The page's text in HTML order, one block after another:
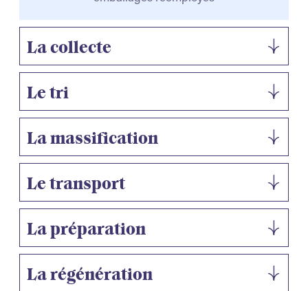
La collecte
Mise en place d’un dispositif de collecte multi-
sites en restauration collective
Le tri
Elaboration d’un référentiel de tri
La massification
Le transport
La préparation
La régénération